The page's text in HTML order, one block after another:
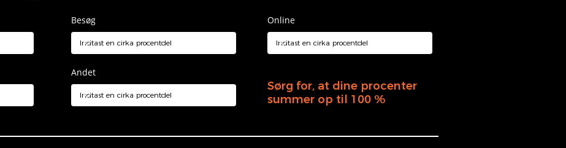
Besøg Online
Andet
Sørg for, at dine procenter
summer op til 100 %